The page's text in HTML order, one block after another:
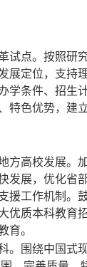
试点。按照研
展定位，支持
学条件、招生
特色优势，建
方高校发展。
发展，优化省
援工作机制。
优质本科教育
育。
。围绕中国式